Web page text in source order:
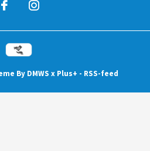
By DMWS x Plus+ - RSS-feed